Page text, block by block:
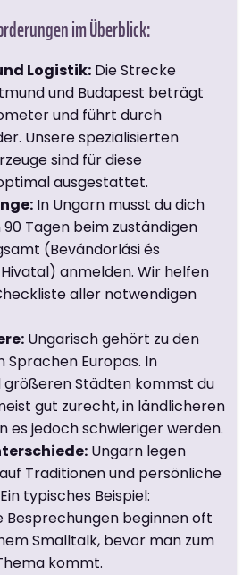
im Überblick:
Logistik: Die Strecke
und Budapest beträgt
und führt durch
Unsere spezialisierten
sind für diese
ausgestattet.
In Ungarn musst du dich
Tagen beim zuständigen
(Bevándorlási és
anmelden. Wir helfen
aller notwendigen
Ungarisch gehört zu den
Sprachen Europas. In
größeren Städten kommst du
gut zurecht, in ländlicheren
es jedoch schwieriger werden.
Ungarn legen
Traditionen und persönliche
typisches Beispiel:
Besprechungen beginnen oft
Smalltalk, bevor man zum
kommt.